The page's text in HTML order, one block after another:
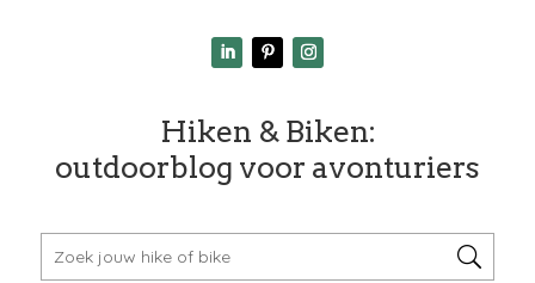
Hiken & Biken:
outdoorblog voor avonturiers